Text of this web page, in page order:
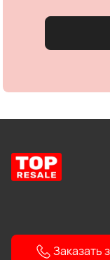
Заказать